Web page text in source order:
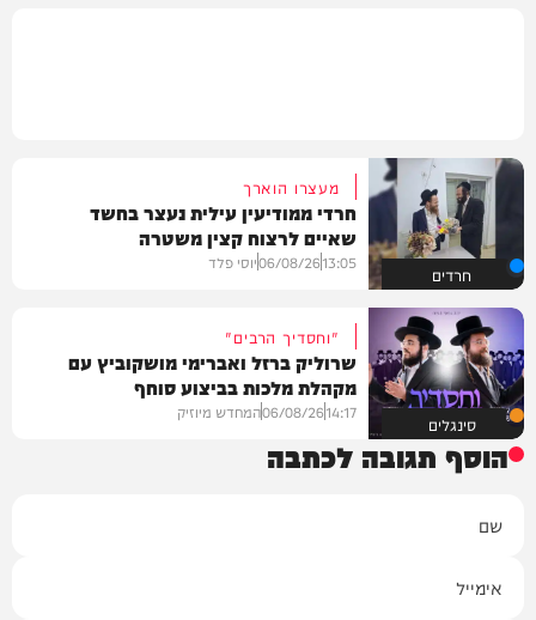
חרדים
מעצרו הוארך
חרדי ממודיעין עילית נעצר בחשד
שאיים לרצוח קצין משטרה
13:05
06/08/26יוסי פלד
סינגלים
"וחסדיך הרבים"
שרוליק ברזל ואברימי מושקוביץ עם
מקהלת מלכות בביצוע סוחף
14:17
06/08/26המחדש מיוזיק
הוסף תגובה לכתבה